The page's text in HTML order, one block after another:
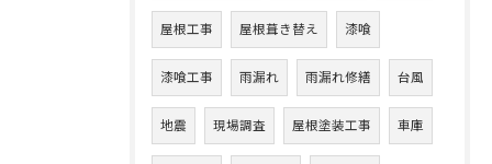
屋根工事 屋根葺き替え 漆喰
漆喰工事 雨漏れ 雨漏れ修繕 台風
地震 現場調査 屋根塗装工事 車庫